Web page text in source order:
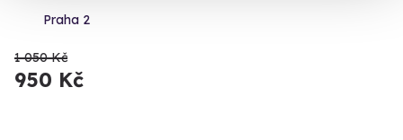
Praha 2
1 050 Kč
950 Kč